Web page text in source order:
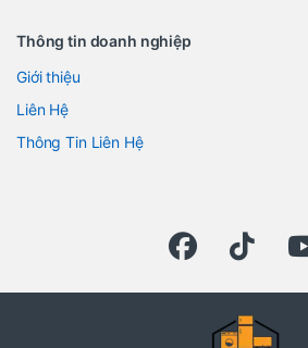
Thông tin doanh nghiệp
Giới thiệu
Liên Hệ
Thông Tin Liên Hệ